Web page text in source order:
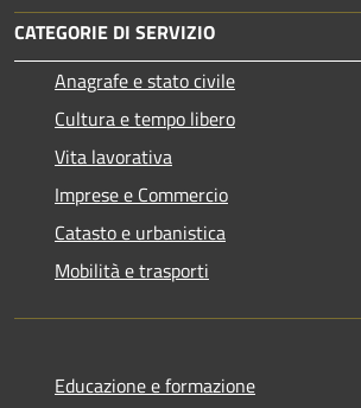
CATEGORIE DI SERVIZIO
Anagrafe e stato civile
Cultura e tempo libero
Vita lavorativa
Imprese e Commercio
Catasto e urbanistica
Mobilità e trasporti
Educazione e formazione